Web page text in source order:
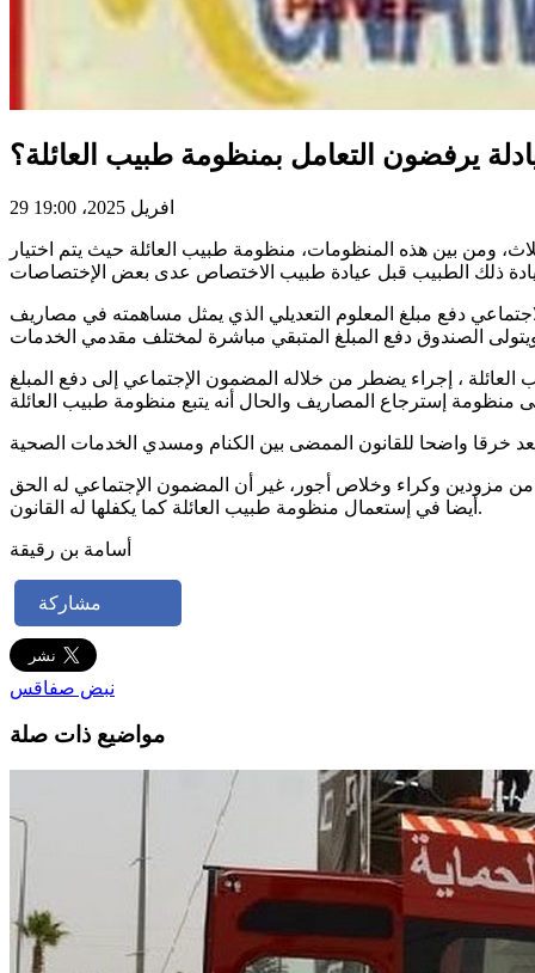
يرفضون التعامل بمنظومة طبيب العائلة؟
29 افريل 2025، 19:00
ومن بين هذه المنظومات، منظومة طبيب العائلة حيث يتم اختيار
دفع مبلغ المعلوم التعديلي الذي يمثل مساهمته في مصاريف
، إجراء يضطر من خلاله المضمون الإجتماعي إلى دفع المبلغ
مزودين وكراء وخلاص أجور، غير أن المضمون الإجتماعي له الحق
أيضا في إستعمال منظومة طبيب العائلة كما يكفلها له القانون.
أسامة بن رقيقة
مشاركة
نبض صفاقس
مواضيع ذات صلة